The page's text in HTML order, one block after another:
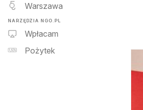
Warszawa
NARZĘDZIA NGO.PL
Wpłacam
Pożytek